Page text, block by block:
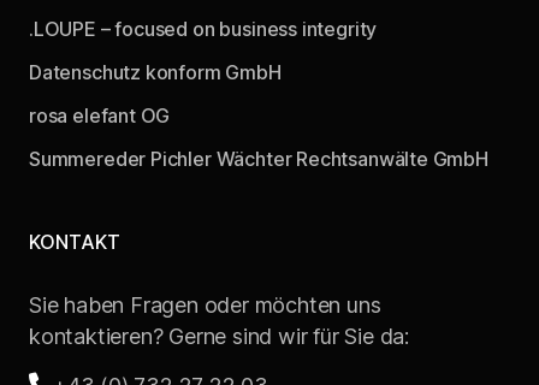
.LOUPE – focused on business integrity
Datenschutz konform GmbH
rosa elefant OG
Summer­eder Pichler Wächter Rechts­anwälte GmbH
KONTAKT
Sie haben Fragen oder möchten uns
kontaktieren? Gerne sind wir für Sie da: